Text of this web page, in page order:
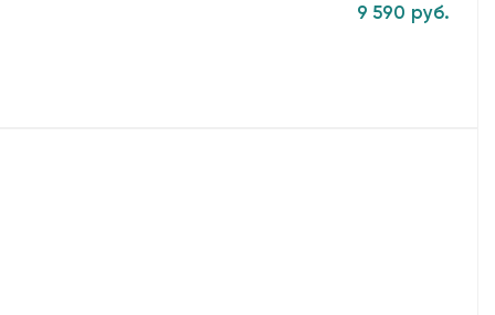
9 590 руб.